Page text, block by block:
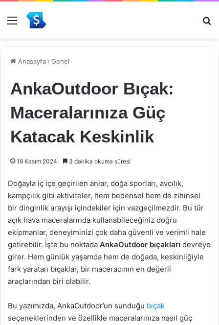
Menü
Anasayfa /Genel
AnkaOutdoor Bıçak:
Maceralarınıza Güç
Katacak Keskinlik
19 Kasım 2024 3 dakika okuma süresi
Doğayla iç içe geçirilen anlar, doğa sporları, avcılık,
kampçılık gibi aktiviteler, hem bedensel hem de zihinsel
bir dinginlik arayışı içindekiler için vazgeçilmezdir. Bu tür
açık hava maceralarında kullanabileceğiniz doğru
ekipmanlar, deneyiminizi çok daha güvenli ve verimli hale
getirebilir. İşte bu noktada AnkaOutdoor bıçakları devreye
girer. Hem günlük yaşamda hem de doğada, keskinliğiyle
fark yaratan bıçaklar, bir maceracının en değerli
araçlarından biri olabilir.
Bu yazımızda, AnkaOutdoor’un sunduğu bıçak
seçeneklerinden ve özellikle maceralarınıza nasıl güç